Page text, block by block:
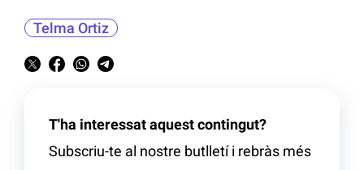
Telma Ortiz
T'ha interessat aquest contingut?
Subscriu-te al nostre butlletí i rebràs més